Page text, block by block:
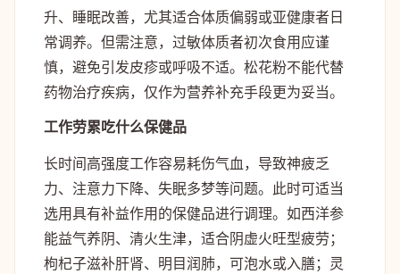
升、睡眠改善，尤其适合体质偏弱或亚健康者日
常调养。但需注意，过敏体质者初次食用应谨
慎，避免引发皮疹或呼吸不适。松花粉不能代替
药物治疗疾病，仅作为营养补充手段更为妥当。
工作劳累吃什么保健品
长时间高强度工作容易耗伤气血，导致神疲乏
力、注意力下降、失眠多梦等问题。此时可适当
选用具有补益作用的保健品进行调理。如西洋参
能益气养阴、清火生津，适合阴虚火旺型疲劳；
枸杞子滋补肝肾、明目润肺，可泡水或入膳；灵